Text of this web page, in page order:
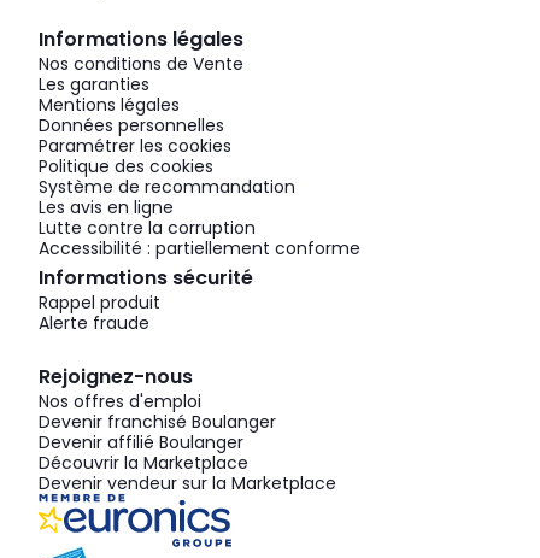
Informations légales
Nos conditions de Vente
Les garanties
Mentions légales
Données personnelles
Paramétrer les cookies
Politique des cookies
Système de recommandation
Les avis en ligne
Lutte contre la corruption
Accessibilité : partiellement conforme
Informations sécurité
Rappel produit
Alerte fraude
Rejoignez-nous
Nos offres d'emploi
Devenir franchisé Boulanger
Devenir affilié Boulanger
Découvrir la Marketplace
Devenir vendeur sur la Marketplace